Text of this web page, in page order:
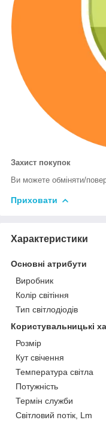
Захист покупок
Ви можете обміняти/
Приховати
Характеристики
Основні атрибути
Виробник
Колір світіння
Тип світлодіодів
Користувальницькі
Розмір
Кут свічення
Температура світла
Потужність
Термін служби
Світловий потік, Lm